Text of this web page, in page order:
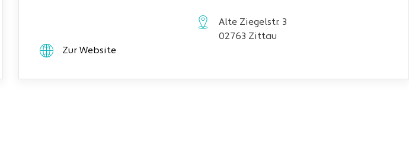
Alte Ziegelstr. 3
02763 Zittau
Zur Website